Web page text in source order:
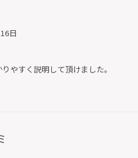
日
やすく説明して頂けました。